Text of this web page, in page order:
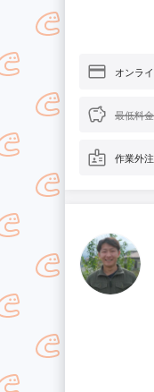
オンラ
最低料
作業外